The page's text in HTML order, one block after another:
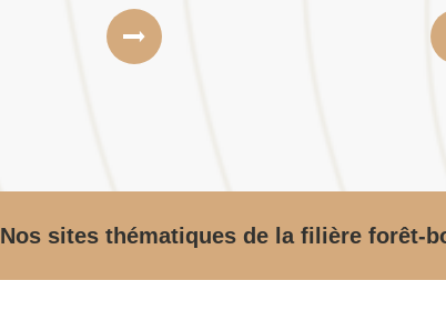
Nos sites thématiques de la filière forêt-